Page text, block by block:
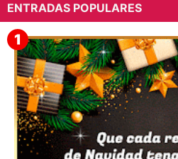
ENTRADAS POPULARES